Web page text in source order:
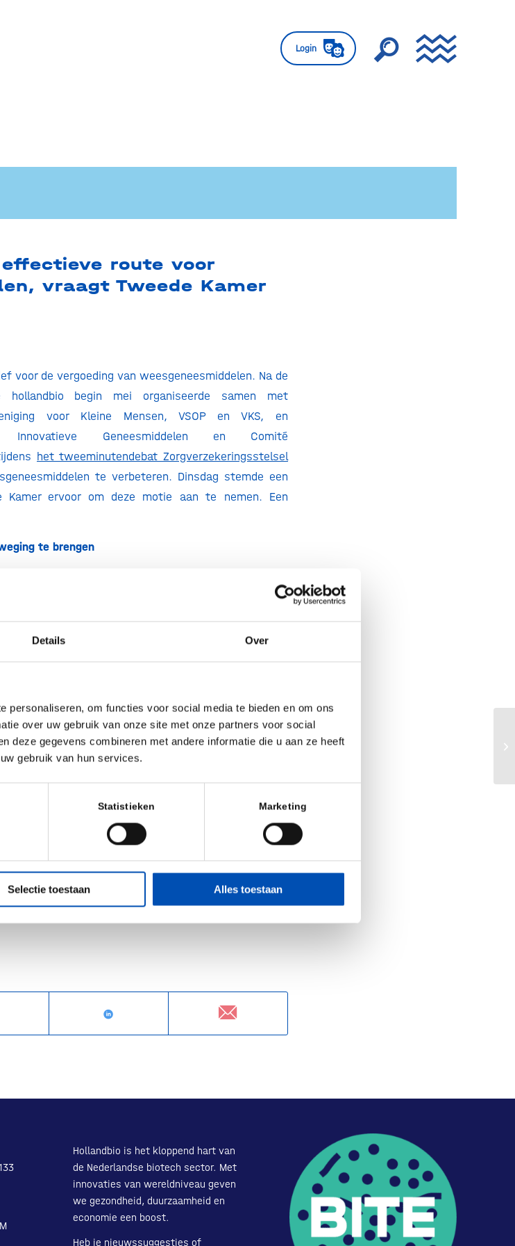
Details Over
personaliseren, om functies voor social media te bieden en om ons
over uw gebruik van onze site met onze partners voor social
deze gegevens combineren met andere informatie die u aan ze heeft
gebruik van hun services.
Statistieken Marketing
Selectie toestaan Alles toestaan
Login
route voor
vraagt Tweede Kamer
voor de vergoeding van weesgeneesmiddelen. Na de
hollandbio begin mei organiseerde samen met
voor Kleine Mensen, VSOP en VKS, en
Innovatieve Geneesmiddelen en Comité
het tweeminutendebat Zorgverzekeringsstelsel
te verbeteren. Dinsdag stemde een
Kamer ervoor om deze motie aan te nemen. Een
te brengen
van een route voor gecontroleerde toegang,
voor patiënten, gecombineerd met gepast
aantoonbaar leidt tot kostenbesparingen en
helft van alle medicijnen beschikbaar
met een zeldzame ziekte. Toch is
niet beschikbaarvoor patiënten. Daarom is
heeft aangenomen, want het is nu tijd om werk te
Stelsel Geneesmiddelen
, waar het
om een passende route voor de vergoeding van
staat samen met haar coalitiepartners klaar
Hollandbio is het kloppend hart van
de Nederlandse biotech sector. Met
innovaties van wereldniveau geven
we gezondheid, duurzaamheid en
economie een boost.
Heb je nieuwssuggesties of